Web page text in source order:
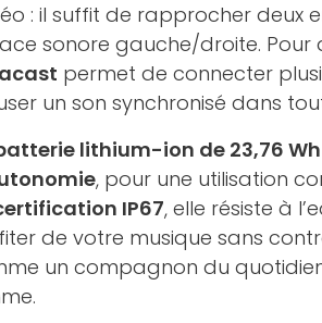
: il suffit de rapprocher deux
sonore gauche/droite. Pour
permet de connecter
un son synchronisé dans
lithium-ion de 23,76 Wh
, pour une utilisation
IP67, elle résiste à
de votre musique sans
un compagnon du